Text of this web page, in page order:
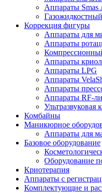
Аппараты
Коррекция фигуры
Аппараты для
Аппараты
Аппараты
Аппараты LPG
Аппараты
Аппараты
Аппараты RF-
Ультразвуковая
Комбайны
Маникюрное
Аппараты для
Базовое оборудование
Оборудование
Криотерапия
Аппараты c
Комплектующие и